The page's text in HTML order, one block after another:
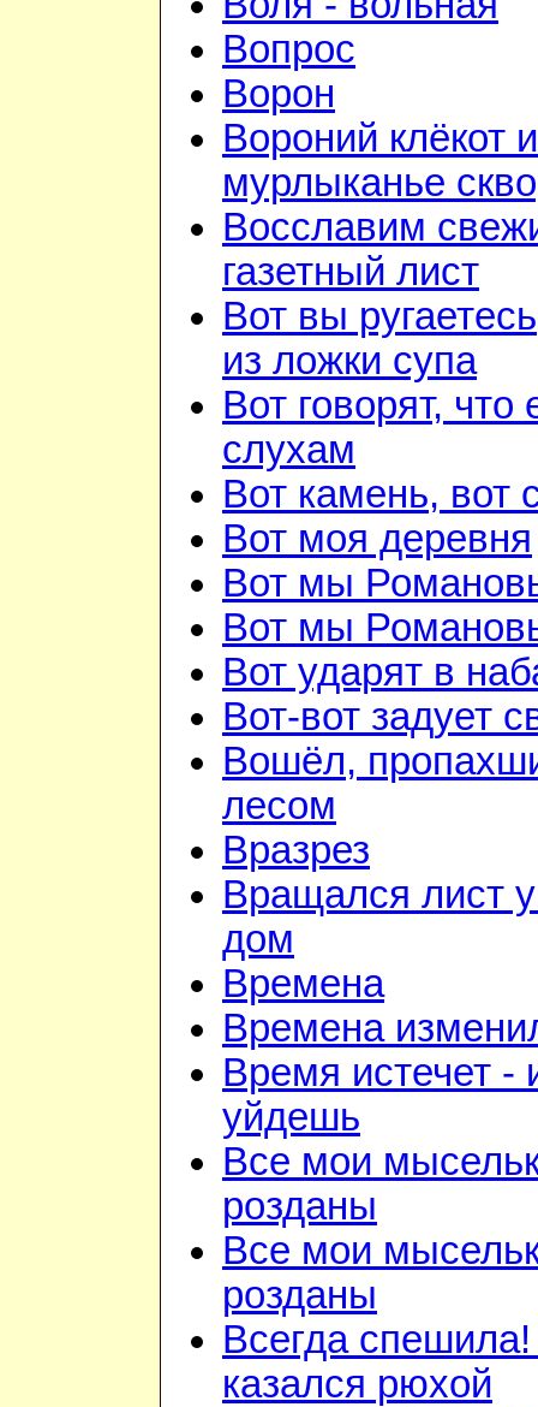
Вопрос
Ворон
Вороний клёкот и
мурлыканье
Восславим
газетный лист
Вот вы
из ложки супа
Вот говорят, что
слухам
Вот камень, вот
Вот моя деревня
Вот мы
Вот мы
Вот ударят в
Вот-вот задует
Вошёл,
лесом
Вразрез
Вращался лист
дом
Времена
Времена
Время истечет -
уйдешь
Все мои
розданы
Все мои
розданы
Всегда
казался рюхой